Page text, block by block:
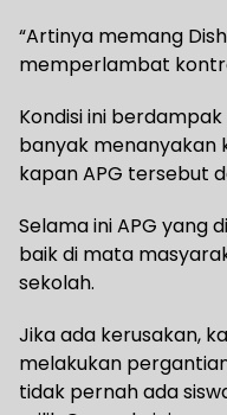
“Artinya memang
memperlambat
Kondisi ini
banyak menanyakan
kapan APG tersebut
Selama ini APG yang
baik di mata
sekolah.
Jika ada kerusakan,
melakukan
tidak pernah ada